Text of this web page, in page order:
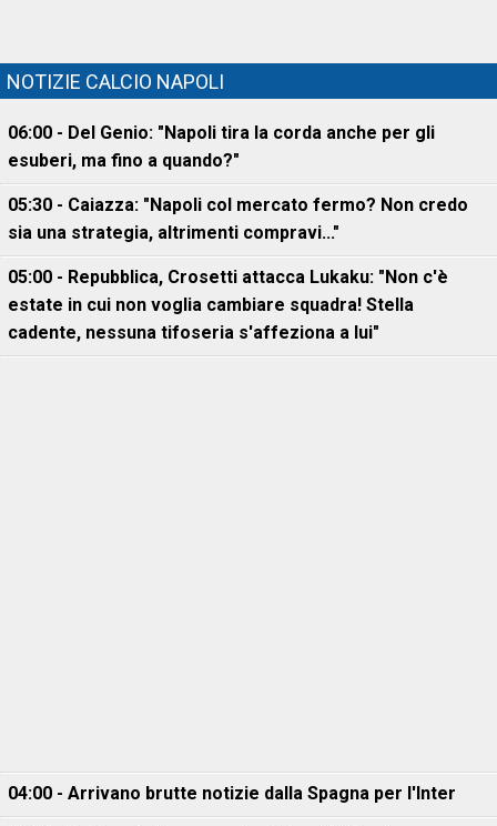
NOTIZIE CALCIO NAPOLI
06:00 - Del Genio: "Napoli tira la corda anche per gli
esuberi, ma fino a quando?"
05:30 - Caiazza: "Napoli col mercato fermo? Non credo
sia una strategia, altrimenti compravi..."
05:00 - Repubblica, Crosetti attacca Lukaku: "Non c'è
estate in cui non voglia cambiare squadra! Stella
cadente, nessuna tifoseria s'affeziona a lui"
04:00 - Arrivano brutte notizie dalla Spagna per l'Inter